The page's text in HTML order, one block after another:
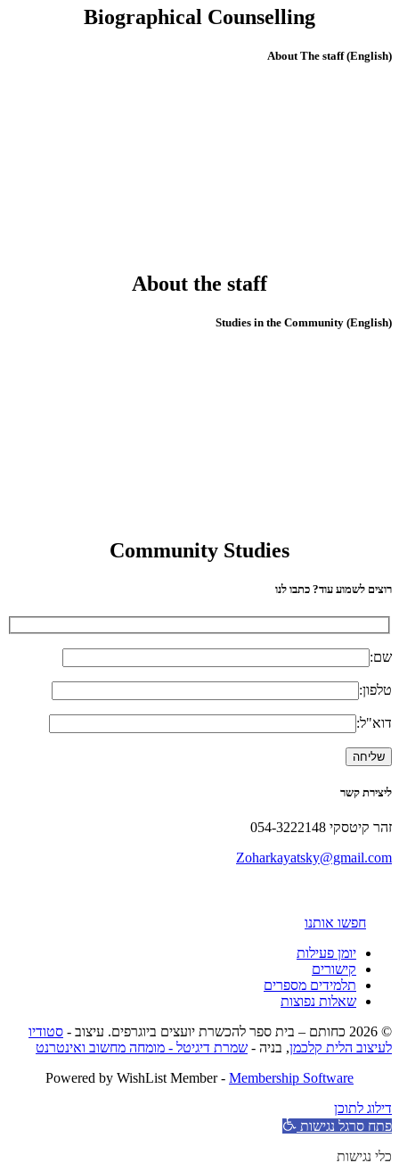
Biographical Counselling
(English) About The staff
About the staff
(English) Studies in the Community
Community Studies
רוצים לשמוע עוד? כתבו לנו
שם:
טלפון:
דוא"ל:
ליצירת קשר
זהר קיטסקי 054-3222148
Zoharkayatsky@gmail.com
חפשו אותנו
יומן פעילות
קישורים
תלמידים מספרים
שאלות נפוצות
© 2026 כחותם – בית ספר להכשרת יועצים ביוגרפים. עיצוב -
סטודיו
לעיצוב הלית קלכמן, בניה - שמרת דיגיטל - מומחה מחשוב ואינטרנט
Powered by WishList Member - Membership Software
דילוג לתוכן
פתח סרגל נגישות
כלי נגישות